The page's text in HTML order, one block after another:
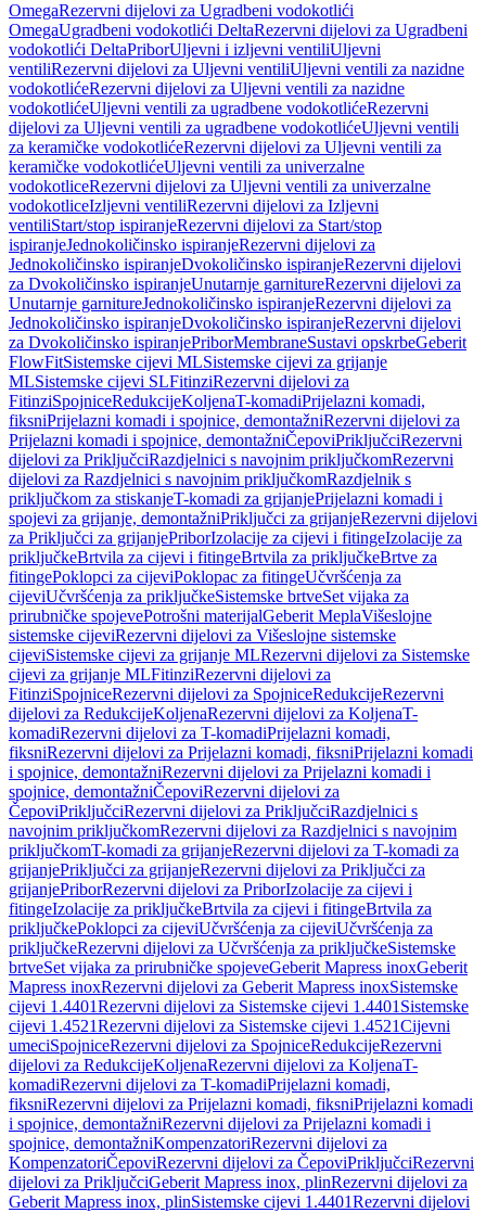
OmegaRezervni dijelovi za Ugradbeni vodokotlići
OmegaUgradbeni vodokotlići DeltaRezervni dijelovi za Ugradbeni
vodokotlići DeltaPriborUljevni i izljevni ventiliUljevni
ventiliRezervni dijelovi za Uljevni ventiliUljevni ventili za nazidne
vodokotlićeRezervni dijelovi za Uljevni ventili za nazidne
vodokotlićeUljevni ventili za ugradbene vodokotlićeRezervni
dijelovi za Uljevni ventili za ugradbene vodokotlićeUljevni ventili
za keramičke vodokotlićeRezervni dijelovi za Uljevni ventili za
keramičke vodokotlićeUljevni ventili za univerzalne
vodokotliceRezervni dijelovi za Uljevni ventili za univerzalne
vodokotliceIzljevni ventiliRezervni dijelovi za Izljevni
ventiliStart/stop ispiranjeRezervni dijelovi za Start/stop
ispiranjeJednokoličinsko ispiranjeRezervni dijelovi za
Jednokoličinsko ispiranjeDvokoličinsko ispiranjeRezervni dijelovi
za Dvokoličinsko ispiranjeUnutarnje garnitureRezervni dijelovi za
Unutarnje garnitureJednokoličinsko ispiranjeRezervni dijelovi za
Jednokoličinsko ispiranjeDvokoličinsko ispiranjeRezervni dijelovi
za Dvokoličinsko ispiranjePriborMembraneSustavi opskrbeGeberit
FlowFitSistemske cijevi MLSistemske cijevi za grijanje
MLSistemske cijevi SLFitinziRezervni dijelovi za
FitinziSpojniceRedukcijeKoljenaT-komadiPrijelazni komadi,
fiksniPrijelazni komadi i spojnice, demontažniRezervni dijelovi za
Prijelazni komadi i spojnice, demontažniČepoviPriključciRezervni
dijelovi za PriključciRazdjelnici s navojnim priključkomRezervni
dijelovi za Razdjelnici s navojnim priključkomRazdjelnik s
priključkom za stiskanjeT-komadi za grijanjePrijelazni komadi i
spojevi za grijanje, demontažniPriključci za grijanjeRezervni dijelovi
za Priključci za grijanjePriborIzolacije za cijevi i fitingeIzolacije za
priključkeBrtvila za cijevi i fitingeBrtvila za priključkeBrtve za
fitingePoklopci za cijeviPoklopac za fitingeUčvršćenja za
cijeviUčvršćenja za priključkeSistemske brtveSet vijaka za
prirubničke spojevePotrošni materijalGeberit MeplaVišeslojne
sistemske cijeviRezervni dijelovi za Višeslojne sistemske
cijeviSistemske cijevi za grijanje MLRezervni dijelovi za Sistemske
cijevi za grijanje MLFitinziRezervni dijelovi za
FitinziSpojniceRezervni dijelovi za SpojniceRedukcijeRezervni
dijelovi za RedukcijeKoljenaRezervni dijelovi za KoljenaT-
komadiRezervni dijelovi za T-komadiPrijelazni komadi,
fiksniRezervni dijelovi za Prijelazni komadi, fiksniPrijelazni komadi
i spojnice, demontažniRezervni dijelovi za Prijelazni komadi i
spojnice, demontažniČepoviRezervni dijelovi za
ČepoviPriključciRezervni dijelovi za PriključciRazdjelnici s
navojnim priključkomRezervni dijelovi za Razdjelnici s navojnim
priključkomT-komadi za grijanjeRezervni dijelovi za T-komadi za
grijanjePriključci za grijanjeRezervni dijelovi za Priključci za
grijanjePriborRezervni dijelovi za PriborIzolacije za cijevi i
fitingeIzolacije za priključkeBrtvila za cijevi i fitingeBrtvila za
priključkePoklopci za cijeviUčvršćenja za cijeviUčvršćenja za
priključkeRezervni dijelovi za Učvršćenja za priključkeSistemske
brtveSet vijaka za prirubničke spojeveGeberit Mapress inoxGeberit
Mapress inoxRezervni dijelovi za Geberit Mapress inoxSistemske
cijevi 1.4401Rezervni dijelovi za Sistemske cijevi 1.4401 Sistemske
cijevi 1.4521Rezervni dijelovi za Sistemske cijevi 1.4521Cijevni
umeciSpojniceRezervni dijelovi za SpojniceRedukcijeRezervni
dijelovi za RedukcijeKoljenaRezervni dijelovi za KoljenaT-
komadiRezervni dijelovi za T-komadiPrijelazni komadi,
fiksniRezervni dijelovi za Prijelazni komadi, fiksniPrijelazni komadi
i spojnice, demontažniRezervni dijelovi za Prijelazni komadi i
spojnice, demontažniKompenzatoriRezervni dijelovi za
KompenzatoriČepoviRezervni dijelovi za ČepoviPriključciRezervni
dijelovi za PriključciGeberit Mapress inox, plinRezervni dijelovi za
Geberit Mapress inox, plinSistemske cijevi 1.4401Rezervni dijelovi